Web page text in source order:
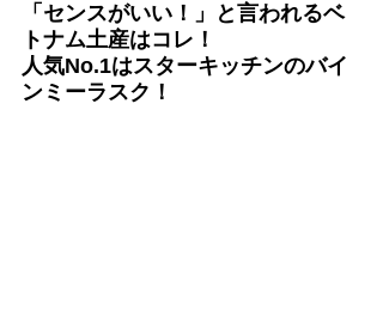
「センスがいい！」と言われるベ
トナム土産はコレ！
人気No.1はスターキッチンのバイ
ンミーラスク！